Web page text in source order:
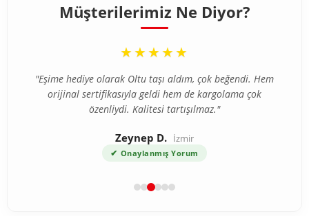
Müşterilerimiz Ne Diyor?
“
★★★★★
"Eşime hediye olarak Oltu taşı aldım, çok beğendi. Hem
orijinal sertifikasıyla geldi hem de kargolama çok
özenliydi. Kalitesi tartışılmaz."
Zeynep D. İzmir
✔ Onaylanmış Yorum